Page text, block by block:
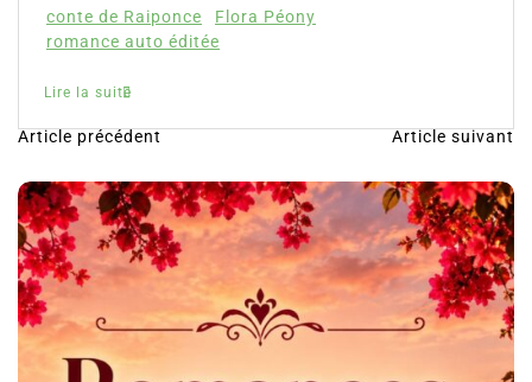
conte de Raiponce
Flora Péony
romance auto éditée
Lire la suite
N
a
v
i
g
a
t
Article précédent Article suivant